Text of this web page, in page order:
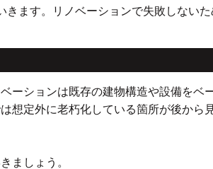
ます。リノベーションで失敗しない
ーションは既存の建物構造や設備をベ
想定外に老朽化している箇所が後から
ましょう。